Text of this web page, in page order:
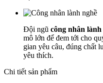
Đội ngũ công nhân lành
mô lớn để đem tới cho
gian yêu câu, đúng chất
yêu thích.
Chi tiết sản phẩm